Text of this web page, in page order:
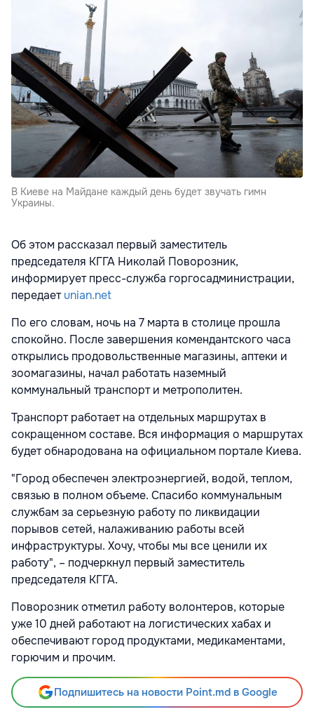
В Киеве на Майдане каждый день будет звучать гимн
Украины.
Об этом рассказал первый заместитель
председателя КГГА Николай Поворозник,
информирует пресс-служба горгосадминистрации,
передаетunian.net
По его словам, ночь на 7 марта в столице прошла
спокойно. После завершения комендантского часа
открылись продовольственные магазины, аптеки и
зоомагазины, начал работать наземный
коммунальный транспорт и метрополитен.
Транспорт работает на отдельных маршрутах в
сокращенном составе. Вся информация о маршрутах
будет обнародована на официальном портале Киева.
"Город обеспечен электроэнергией, водой, теплом,
связью в полном объеме. Спасибо коммунальным
службам за серьезную работу по ликвидации
порывов сетей, налаживанию работы всей
инфраструктуры. Хочу, чтобы мы все ценили их
работу", – подчеркнул первый заместитель
председателя КГГА.
Поворозник отметил работу волонтеров, которые
уже 10 дней работают на логистических хабах и
обеспечивают город продуктами, медикаментами,
горючим и прочим.
Подпишитесь на новости Point.md в Google